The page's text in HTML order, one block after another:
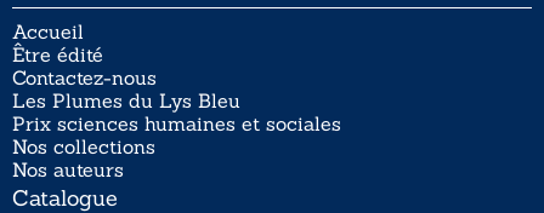
Accueil
Être édité
Contactez-nous
Les Plumes du Lys Bleu
Prix sciences humaines et sociales
Nos collections
Nos auteurs
Catalogue